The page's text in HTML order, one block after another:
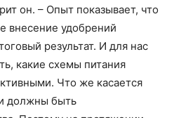
он. – Опыт показывает, что
внесение удобрений
результат. И для нас
какие схемы питания
Что же касается
должны быть